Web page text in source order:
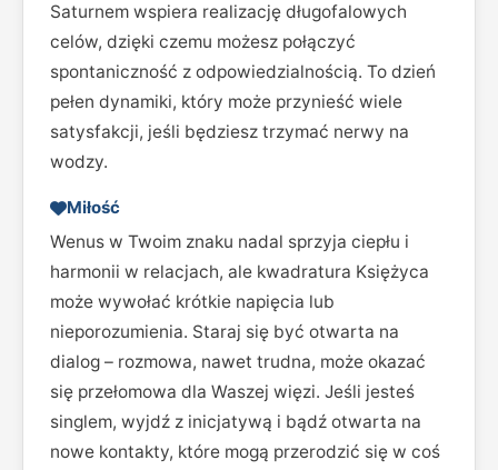
Saturnem wspiera realizację długofalowych
celów, dzięki czemu możesz połączyć
spontaniczność z odpowiedzialnością. To dzień
pełen dynamiki, który może przynieść wiele
satysfakcji, jeśli będziesz trzymać nerwy na
wodzy.
Miłość
Wenus w Twoim znaku nadal sprzyja ciepłu i
harmonii w relacjach, ale kwadratura Księżyca
może wywołać krótkie napięcia lub
nieporozumienia. Staraj się być otwarta na
dialog – rozmowa, nawet trudna, może okazać
się przełomowa dla Waszej więzi. Jeśli jesteś
singlem, wyjdź z inicjatywą i bądź otwarta na
nowe kontakty, które mogą przerodzić się w coś